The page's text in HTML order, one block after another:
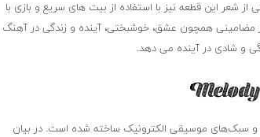
شعر این قطعه نیز با استفاده از بیت های سریع و بازی با
از مضامینی همچون عشق، خوشبختی، آینده و زندگی در آهنگ
و شادی در آینده می دهد.
و سبک‌های موسیقی الکترونیک ساخته شده است. در بیان